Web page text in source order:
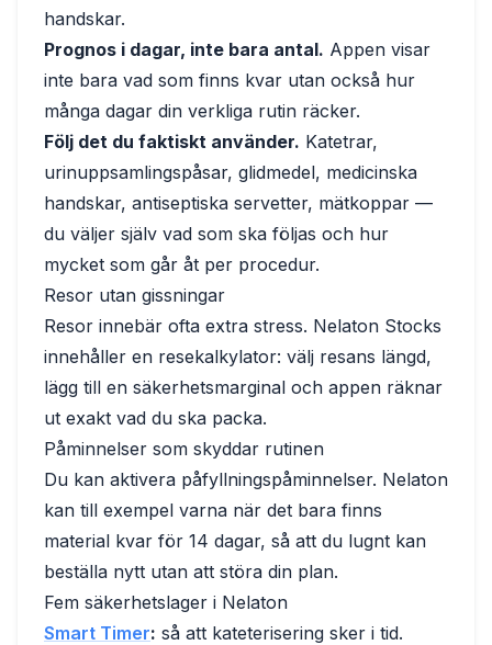
handskar.
Prognos i dagar, inte bara antal. Appen visar
inte bara vad som finns kvar utan också hur
många dagar din verkliga rutin räcker.
Följ det du faktiskt använder. Katetrar,
urinuppsamlingspåsar, glidmedel, medicinska
handskar, antiseptiska servetter, mätkoppar —
du väljer själv vad som ska följas och hur
mycket som går åt per procedur.
Resor utan gissningar
Resor innebär ofta extra stress. Nelaton Stocks
innehåller en resekalkylator: välj resans längd,
lägg till en säkerhetsmarginal och appen räknar
ut exakt vad du ska packa.
Påminnelser som skyddar rutinen
Du kan aktivera påfyllningspåminnelser. Nelaton
kan till exempel varna när det bara finns
material kvar för 14 dagar, så att du lugnt kan
beställa nytt utan att störa din plan.
Fem säkerhetslager i Nelaton
Smart Timer: så att kateterisering sker i tid.